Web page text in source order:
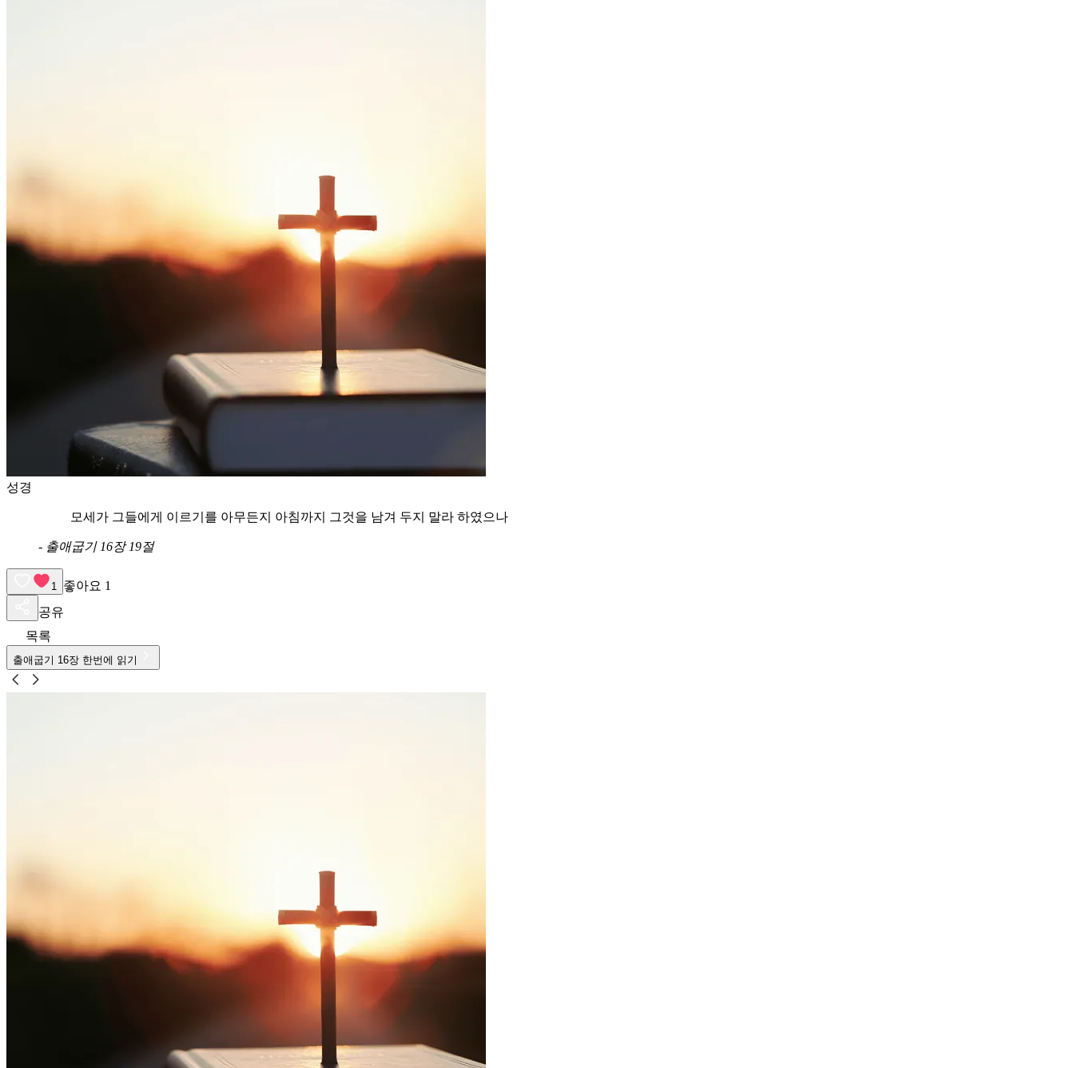
성경
모세가 그들에게 이르기를 아무든지 아침까지 그것을 남겨 두지 말라 하였으나
- 출애굽기 16장 19절
1 좋아요 1
공유
목록
출애굽기 16장 한번에 읽기